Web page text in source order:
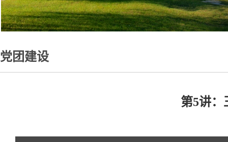
党团建设
第5讲：